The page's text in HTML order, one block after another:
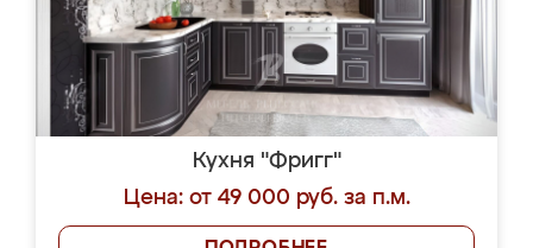
Кухня "Фригг"
Цена: от 49 000 руб. за п.м.